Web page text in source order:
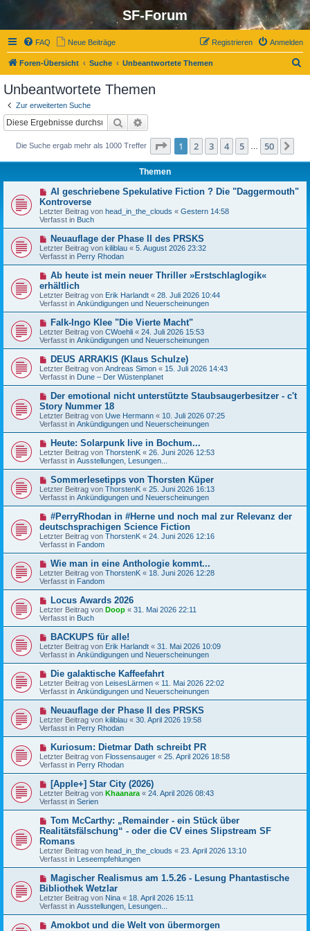
SF-Forum
FAQ Neue Beiträge Anmelden
Registrieren
Foren-Übersicht Suche Unbeantwortete Themen
Unbeantwortete Themen
Zur erweiterten Suche
Suche
Die Suche ergab mehr als 1000 Treffer Seite 1von 50
1 2 3 4 5 50
Themen
N
u
e
r
B
i
t
r
g
AI geschriebene Spekulative Fiction ? Die "Daggermouth"
Kontroverse
Letzter Beitrag von head_in_the_clouds « Gestern 14:58
Verfasst in Buch
N
e
u
e
B
e
i
t
r
a
g
Neuauflage der Phase II des PRSKS
Letzter Beitrag von kiliblau « 5. August 2026 23:32
Verfasst in Perry Rhodan
N
e
u
e
r
B
i
t
r
a
g
Ab heute ist mein neuer Thriller »Erstschlaglogik«
erhältlich
Letzter Beitrag von Erik Harlandt « 28. Juli 2026 10:44
Verfasst in Ankündigungen und Neuerscheinungen
N
e
u
e
B
e
i
t
a
g
Falk-Ingo Klee "Die Vierte Macht"
Letzter Beitrag von CWoehli « 24. Juli 2026 15:53
Verfasst in Ankündigungen und Neuerscheinungen
N
e
u
e
B
e
i
t
r
a
g
DEUS ARRAKIS (Klaus Schulze)
Letzter Beitrag von Andreas Simon « 15. Juli 2026 14:43
Verfasst in Dune – Der Wüstenplanet
N
e
u
e
r
B
i
t
r
a
g
Der emotional nicht unterstützte Staubsaugerbesitzer - c't
Story Nummer 18
Letzter Beitrag von Uwe Hermann « 10. Juli 2026 07:25
Verfasst in Ankündigungen und Neuerscheinungen
N
e
u
e
B
e
i
t
a
g
Heute: Solarpunk live in Bochum...
Letzter Beitrag von ThorstenK « 26. Juni 2026 12:53
Verfasst in Ausstellungen, Lesungen...
N
e
u
e
B
e
i
t
r
a
g
Sommerlesetipps von Thorsten Küper
Letzter Beitrag von ThorstenK « 25. Juni 2026 16:13
Verfasst in Ankündigungen und Neuerscheinungen
N
u
e
r
B
e
i
t
r
a
g
#PerryRhodan in #Herne und noch mal zur Relevanz der
deutschsprachigen Science Fiction
Letzter Beitrag von ThorstenK « 24. Juni 2026 12:16
Verfasst in Fandom
N
e
u
e
B
e
i
t
a
g
Wie man in eine Anthologie kommt...
Letzter Beitrag von ThorstenK « 18. Juni 2026 12:28
Verfasst in Fandom
N
e
u
e
B
e
i
t
a
g
Locus Awards 2026
Letzter Beitrag von Doop « 31. Mai 2026 22:11
Verfasst in Buch
N
e
u
e
B
e
i
t
a
g
BACKUPS für alle!
Letzter Beitrag von Erik Harlandt « 31. Mai 2026 10:09
Verfasst in Ankündigungen und Neuerscheinungen
N
e
u
e
B
e
i
t
a
g
Die galaktische Kaffeefahrt
Letzter Beitrag von LeisesLärmen « 11. Mai 2026 22:02
Verfasst in Ankündigungen und Neuerscheinungen
N
e
u
e
B
e
i
t
a
g
Neuauflage der Phase II des PRSKS
Letzter Beitrag von kiliblau « 30. April 2026 19:58
Verfasst in Perry Rhodan
N
e
u
e
B
e
i
t
a
g
Kuriosum: Dietmar Dath schreibt PR
Letzter Beitrag von Flossensauger « 25. April 2026 18:58
Verfasst in Perry Rhodan
N
e
u
e
e
i
t
r
g
[Apple+] Star City (2026)
Letzter Beitrag von Khaanara « 24. April 2026 08:43
Verfasst in Serien
N
u
e
r
B
e
t
r
a
g
Tom McCarthy: „Remainder - ein Stück über
Realitätsfälschung“ - oder die CV eines Slipstream SF
Romans
Letzter Beitrag von head_in_the_clouds « 23. April 2026 13:10
Verfasst in Leseempfehlungen
N
e
u
e
r
B
e
Magischer Realismus am 1.5.26 - Lesung Phantastische
Bibliothek Wetzlar
Letzter Beitrag von Nina « 18. April 2026 15:11
Verfasst in Ausstellungen, Lesungen...
N
Amokbot und die Welt von übermorgen